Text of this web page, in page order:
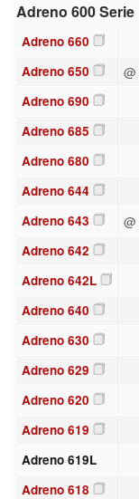
Adreno 600 Serie
Adreno 660
Adreno 650
Adreno 690
Adreno 685
Adreno 680
Adreno 644
Adreno 643
Adreno 642
Adreno 642L
Adreno 640
Adreno 630
Adreno 629
Adreno 620
Adreno 619
Adreno 619L
Adreno 618